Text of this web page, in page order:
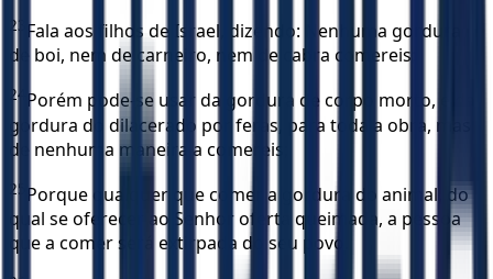
23 Fala aos filhos de Israel, dizendo: Nenhuma gordura
de boi, nem de carneiro, nem de cabra comereis;
24 Porém pode-se usar da gordura de corpo morto, e da
gordura do dilacerado por feras, para toda a obra, mas
de nenhuma maneira a comereis;
25 Porque qualquer que comer a gordura do animal, do
qual se oferecer ao Senhor oferta queimada, a pessoa
que a comer será extirpada do seu povo.